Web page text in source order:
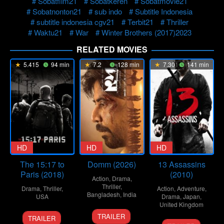
Sobatnonton21
sub indo
Subtitle Indonesia
subtitle indonesia cgv21
Terbit21
Thriller
Waktu21
War Winter Brothers (2017)2023
RELATED MOVIES
5.415 94 min
HD
The 15:17 to
Paris (2018)
Drama,Thriller,
USA
7
Clint
TRAILER
7.2 128 min
HD
Domm (2026)
Action, Drama,
Thriller,
Bangladesh, India
21
Mar
Redoan
Rony
TRAILER
7.301 141 min
HD
13 Assassins
(2010)
Action, Adventure,
Drama,Japan,
United Kingdom
25
Takashi